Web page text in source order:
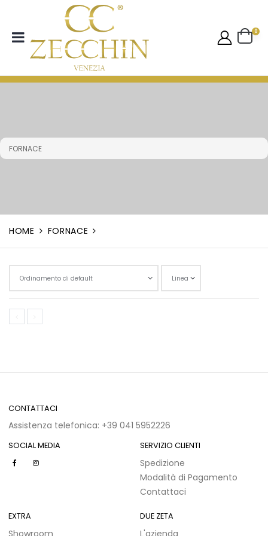
0
FORNACE
HOME FORNACE
CONTATTACI
Assistenza telefonica: +39 041 5952226
SOCIAL MEDIA SERVIZIO CLIENTI
Spedizione
Modalità di Pagamento
Contattaci
EXTRA DUE ZETA